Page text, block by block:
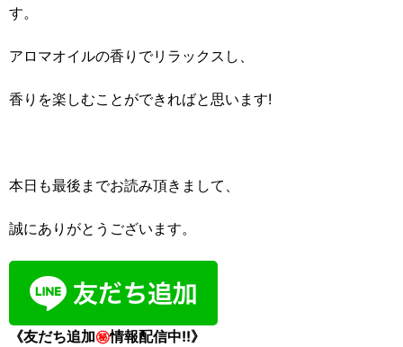
す。
アロマオイルの香りでリラックスし、
香りを楽しむことができればと思います!
本日も最後までお読み頂きまして、
誠にありがとうございます。
《友だち追加㊙情報配信中!!》